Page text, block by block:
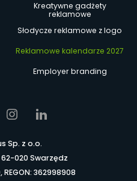
Kreatywne gadżety
reklamowe
Słodycze reklamowe z logo
Reklamowe kalendarze 2027
Employer branding
Sp. z o.o.
020 Swarzędz
362998908